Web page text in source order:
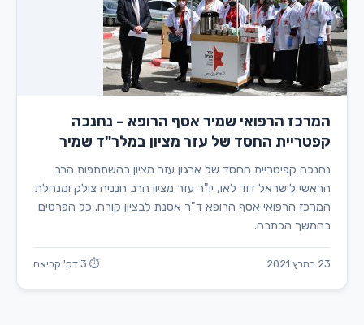
המרכז הרפואי שמיר אסף הרופא – נחנכה
קפטריית החסד של עזר מציון במלר"ד שמיר
נחנכה קפיטריית החסד של ארגון עזר מציון בהשתתפות הרב
הראשי לישראל דוד לאו, יו"ר עזר מציון הרב חנניה צולק ומנהלת
המרכז הרפואי אסף הרופא ד"ר אסנת לבציון קורח. כל הפרטים
בהמשך הכתבה.
23 במרץ 2021 ⏱ 3 דק' קריאה